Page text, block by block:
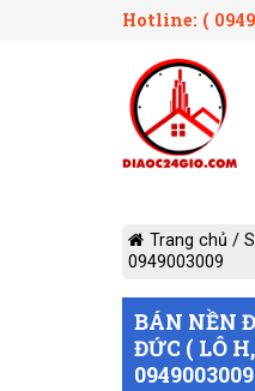
Hotline: (
Trang chủ /
0949003009
BÁN NỀN
ĐỨC ( LÔ
0949003009